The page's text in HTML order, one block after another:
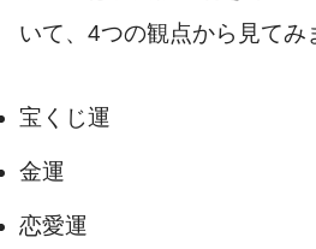
いて、4つの観点から見てみ
宝くじ運
金運
恋愛運